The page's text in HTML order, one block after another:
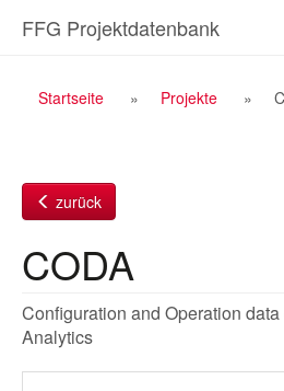
InhaltFFG Projektdatenbank
Breadcrumb
Startseite Projekte
zurück
CODA
Configuration and Operation
Analytics